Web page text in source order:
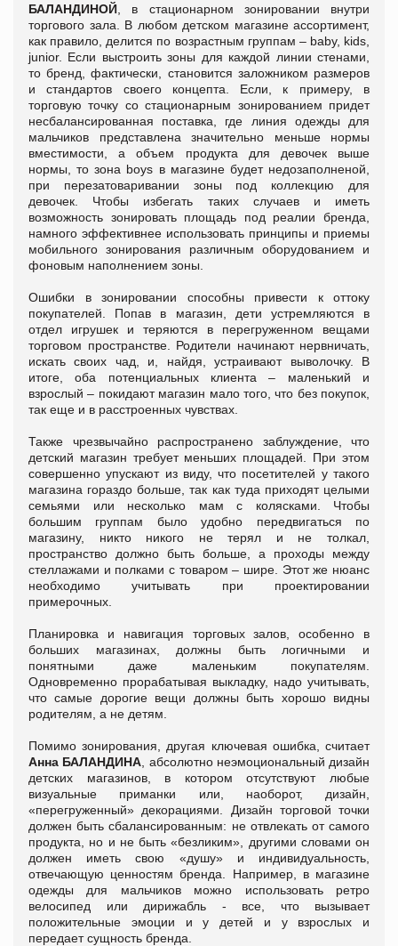
БАЛАНДИНОЙ , в стационарном зонировании внутри
торгового зала. В любом детском магазине ассортимент,
как правило, делится по возрастным группам – baby, kids,
junior. Если выстроить зоны для каждой линии стенами,
то бренд, фактически, становится заложником размеров
и стандартов своего концепта. Если, к примеру, в
торговую точку со стационарным зонированием придет
несбалансированная поставка, где линия одежды для
мальчиков представлена значительно меньше нормы
вместимости, а объем продукта для девочек выше
нормы, то зона boys в магазине будет недозаполненой,
при перезатоваривании зоны под коллекцию для
девочек. Чтобы избегать таких случаев и иметь
возможность зонировать площадь под реалии бренда,
намного эффективнее использовать принципы и приемы
мобильного зонирования различным оборудованием и
фоновым наполнением зоны.
Ошибки в зонировании способны привести к оттоку
покупателей. Попав в магазин, дети устремляются в
отдел игрушек и теряются в перегруженном вещами
торговом пространстве. Родители начинают нервничать,
искать своих чад, и, найдя, устраивают выволочку. В
итоге, оба потенциальных клиента – маленький и
взрослый – покидают магазин мало того, что без покупок,
так еще и в расстроенных чувствах.
Также чрезвычайно распространено заблуждение, что
детский магазин требует меньших площадей. При этом
совершенно упускают из виду, что посетителей у такого
магазина гораздо больше, так как туда приходят целыми
семьями или несколько мам с колясками. Чтобы
большим группам было удобно передвигаться по
магазину, никто никого не терял и не толкал,
пространство должно быть больше, а проходы между
стеллажами и полками с товаром – шире. Этот же нюанс
необходимо учитывать при проектировании
примерочных.
Планировка и навигация торговых залов, особенно в
больших магазинах, должны быть логичными и
понятными даже маленьким покупателям.
Одновременно прорабатывая выкладку, надо учитывать,
что самые дорогие вещи должны быть хорошо видны
родителям, а не детям.
Помимо зонирования, другая ключевая ошибка, считает
Анна БАЛАНДИНА , абсолютно неэмоциональный дизайн
детских магазинов, в котором отсутствуют любые
визуальные приманки или, наоборот, дизайн,
«перегруженный» декорациями. Дизайн торговой точки
должен быть сбалансированным: не отвлекать от самого
продукта, но и не быть «безликим», другими словами он
должен иметь свою «душу» и индивидуальность,
отвечающую ценностям бренда. Например, в магазине
одежды для мальчиков можно использовать ретро
велосипед или дирижабль - все, что вызывает
положительные эмоции и у детей и у взрослых и
передает сущность бренда.